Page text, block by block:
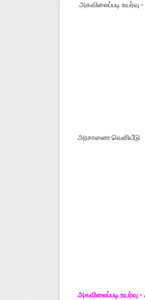
அகவிலைப்படி
அரசாணை வெளியீடு
அகவிலைப்படி உயர்வு